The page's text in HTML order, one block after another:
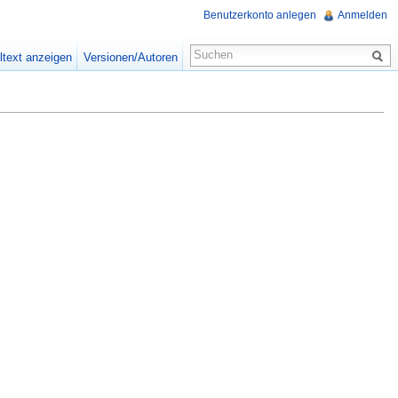
Benutzerkonto anlegen Anmelden
anzeigen Versionen/Autoren